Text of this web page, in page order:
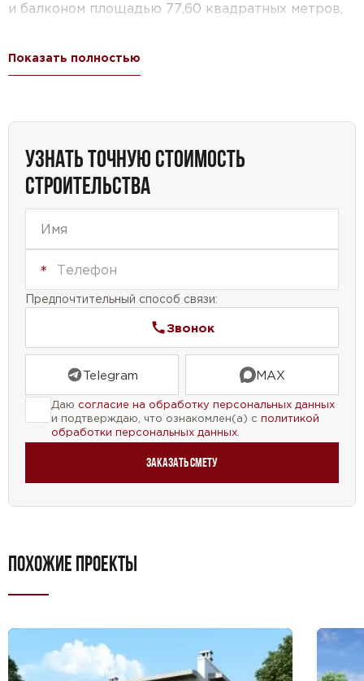
и балконом площадью 77,60 квадратных метров,
красивым видом.
проекта тщательно продумана, чтобы создать
гармоничное сочетание функциональности и
эстетики.
мечтает о просторном и комфортном жилье для
своей семьи. Благодаря своей площади и
количеству спален, вы сможете создать уютную
атмосферу и обеспечить каждому члену семьи
свое пространство.
Не упустите возможность приобрести этот
проект двухэтажного дома с террасой, котельной
и кухней-столовой, который станет настоящим
уголком счастья для вашей семьи.
Показать полностью
УЗНАТЬ ТОЧНУЮ СТОИМОСТЬ
СТРОИТЕЛЬСТВА
Предпочтительный способ связи:
Звонок
Telegram MAX
Даю согласие на обработку персональных данных
и подтверждаю, что ознакомлен(а) с политикой
обработки персональных данных.
Заказать смету
ПОХОЖИЕ ПРОЕКТЫ